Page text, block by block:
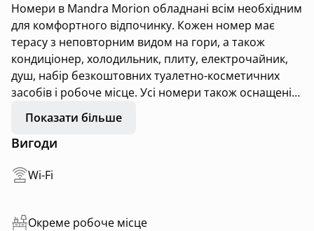
Номери в Mandra Morion обладнані всім необхідним
для комфортного відпочинку. Кожен номер має
терасу з неповторним видом на гори, а також
кондиціонер, холодильник, плиту, електрочайник,
душ, набір безкоштовних туалетно-косметичних
засобів і робоче місце. Усі номери також оснащені
окремою ванною кімнатою з феном та забезпечені
чистою постільною білизною.
Показати більше
Вигоди
Wi-Fi
Окреме робоче місце